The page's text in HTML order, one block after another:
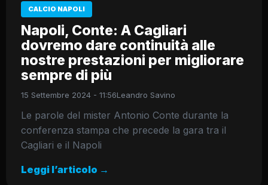
CALCIO NAPOLI
Napoli, Conte: A Cagliari
dovremo dare continuità alle
nostre prestazioni per migliorare
sempre di più
15 Settembre 2024 - 11:56Leandro Savino
Le parole del mister Antonio Conte durante la
conferenza stampa che precede la gara tra il
Cagliari e il Napoli
Leggi l’articolo →